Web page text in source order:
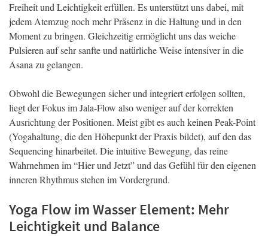
Freiheit und Leichtigkeit erfüllen. Es unterstützt uns dabei, mit
jedem Atemzug noch mehr Präsenz in die Haltung und in den
Moment zu bringen. Gleichzeitig ermöglicht uns das weiche
Pulsieren auf sehr sanfte und natürliche Weise intensiver in die
Asana zu gelangen.
Obwohl die Bewegungen sicher und integriert erfolgen sollten,
liegt der Fokus im Jala-Flow also weniger auf der korrekten
Ausrichtung der Positionen. Meist gibt es auch keinen Peak-Point
(Yogahaltung, die den Höhepunkt der Praxis bildet), auf den das
Sequencing hinarbeitet. Die intuitive Bewegung, das reine
Wahrnehmen im “Hier und Jetzt” und das Gefühl für den eigenen
inneren Rhythmus stehen im Vordergrund.
Yoga Flow im Wasser Element: Mehr
Leichtigkeit und Balance